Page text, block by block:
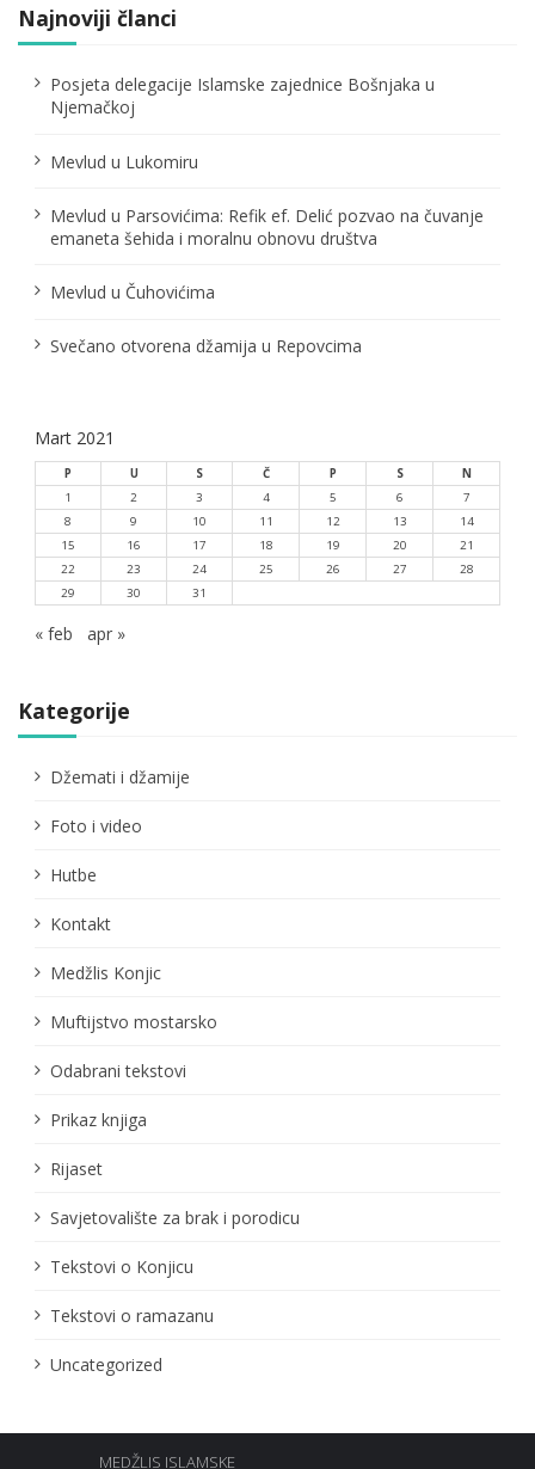
j
l
n
a
Najnoviji članci
Posjeta delegacije Islamske zajednice Bošnjaka u
Njemačkoj
Mevlud u Lukomiru
Mevlud u Parsovićima: Refik ef. Delić pozvao na čuvanje
emaneta šehida i moralnu obnovu društva
Mevlud u Čuhovićima
Svečano otvorena džamija u Repovcima
Mart 2021
P U S Č P S
N
1
2 3 4 5 6
7
8
9 10 11 12 13
14
15
16 17 18 19 20
21
22
23 24 25 26 27
28
29
30 31
« feb apr »
Kategorije
Džemati i džamije
Foto i video
Hutbe
Kontakt
Medžlis Konjic
Muftijstvo mostarsko
Odabrani tekstovi
Prikaz knjiga
Rijaset
Savjetovalište za brak i porodicu
Tekstovi o Konjicu
Tekstovi o ramazanu
Uncategorized
MEDŽLIS ISLAMSKE